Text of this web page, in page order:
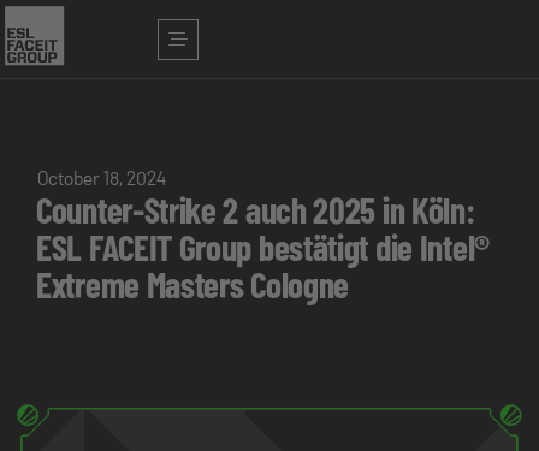
October 18, 2024
Counter-Strike 2 auch 2025 in Köln:
ESL FACEIT Group bestätigt die Intel®
Extreme Masters Cologne